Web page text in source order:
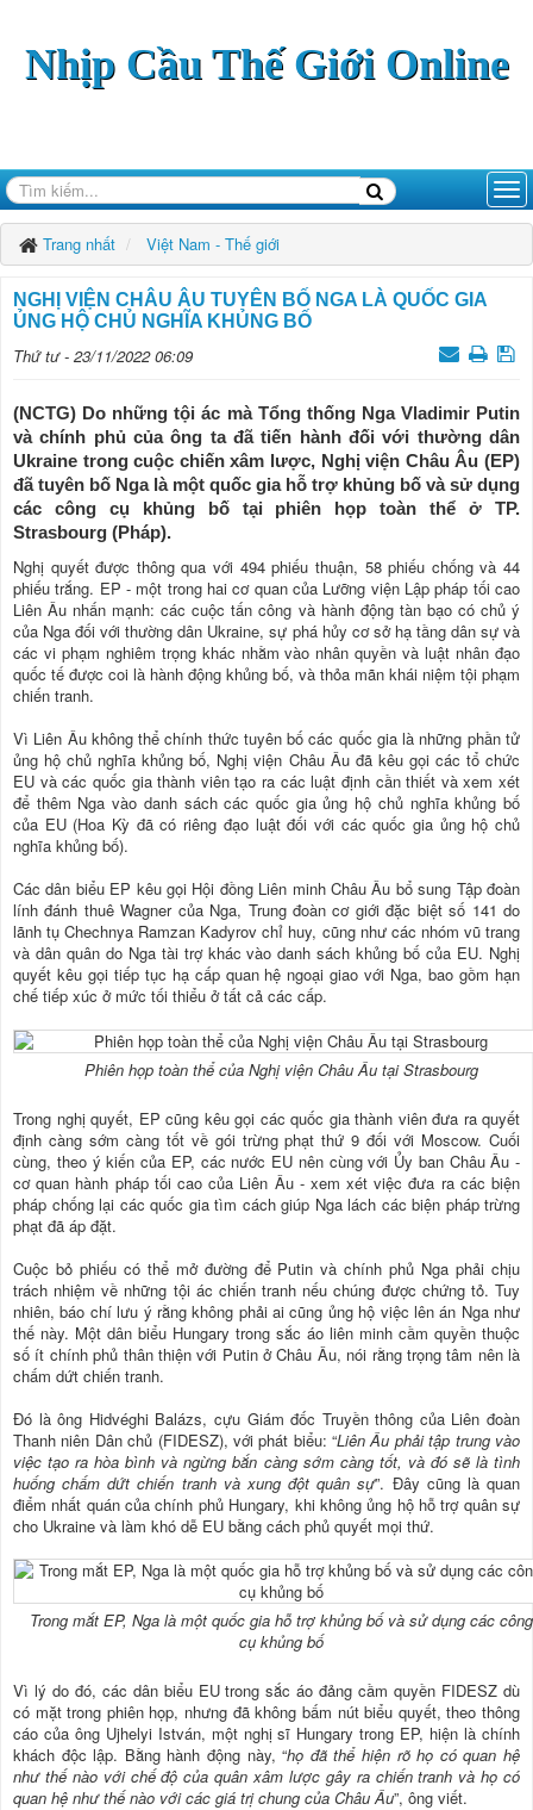
Nhịp Cầu Thế Giới Online
Trang nhất Việt Nam - Thế giới
NGHỊ VIỆN CHÂU ÂU TUYÊN BỐ NGA LÀ QUỐC GIA
ỦNG HỘ CHỦ NGHĨA KHỦNG BỐ
Thứ tư - 23/11/2022 06:09
(NCTG) Do những tội ác mà Tổng thống Nga Vladimir Putin
và chính phủ của ông ta đã tiến hành đối với thường dân
Ukraine trong cuộc chiến xâm lược, Nghị viện Châu Âu (EP)
đã tuyên bố Nga là một quốc gia hỗ trợ khủng bố và sử dụng
các công cụ khủng bố tại phiên họp toàn thể ở TP.
Strasbourg (Pháp).
Nghị quyết được thông qua với 494 phiếu thuận, 58 phiếu chống và 44
phiếu trắng. EP - một trong hai cơ quan của Lưỡng viện Lập pháp tối cao
Liên Âu nhấn mạnh: các cuộc tấn công và hành động tàn bạo có chủ ý
của Nga đối với thường dân Ukraine, sự phá hủy cơ sở hạ tầng dân sự và
các vi phạm nghiêm trọng khác nhằm vào nhân quyền và luật nhân đạo
quốc tế được coi là hành động khủng bố, và thỏa mãn khái niệm tội phạm
chiến tranh.
Vì Liên Âu không thể chính thức tuyên bố các quốc gia là những phần tử
ủng hộ chủ nghĩa khủng bố, Nghị viện Châu Âu đã kêu gọi các tổ chức
EU và các quốc gia thành viên tạo ra các luật định cần thiết và xem xét
để thêm Nga vào danh sách các quốc gia ủng hộ chủ nghĩa khủng bố
của EU (Hoa Kỳ đã có riêng đạo luật đối với các quốc gia ủng hộ chủ
nghĩa khủng bố).
Các dân biểu EP kêu gọi Hội đồng Liên minh Châu Âu bổ sung Tập đoàn
lính đánh thuê Wagner của Nga, Trung đoàn cơ giới đặc biệt số 141 do
lãnh tụ Chechnya Ramzan Kadyrov chỉ huy, cũng như các nhóm vũ trang
và dân quân do Nga tài trợ khác vào danh sách khủng bố của EU. Nghị
quyết kêu gọi tiếp tục hạ cấp quan hệ ngoại giao với Nga, bao gồm hạn
chế tiếp xúc ở mức tối thiểu ở tất cả các cấp.
Phiên họp toàn thể của Nghị viện Châu Âu tại Strasbourg
Trong nghị quyết, EP cũng kêu gọi các quốc gia thành viên đưa ra quyết
định càng sớm càng tốt về gói trừng phạt thứ 9 đối với Moscow. Cuối
cùng, theo ý kiến của EP, các nước EU nên cùng với Ủy ban Châu Âu -
cơ quan hành pháp tối cao của Liên Âu - xem xét việc đưa ra các biện
pháp chống lại các quốc gia tìm cách giúp Nga lách các biện pháp trừng
phạt đã áp đặt.
Cuộc bỏ phiếu có thể mở đường để Putin và chính phủ Nga phải chịu
trách nhiệm về những tội ác chiến tranh nếu chúng được chứng tỏ. Tuy
nhiên, báo chí lưu ý rằng không phải ai cũng ủng hộ việc lên án Nga như
thế này. Một dân biểu Hungary trong sắc áo liên minh cầm quyền thuộc
số ít chính phủ thân thiện với Putin ở Châu Âu, nói rằng trọng tâm nên là
chấm dứt chiến tranh.
Đó là ông Hidvéghi Balázs, cựu Giám đốc Truyền thông của Liên đoàn
Thanh niên Dân chủ (FIDESZ), với phát biểu: “Liên Âu phải tập trung vào
việc tạo ra hòa bình và ngừng bắn càng sớm càng tốt, và đó sẽ là tình
huống chấm dứt chiến tranh và xung đột quân sự”. Đây cũng là quan
điểm nhất quán của chính phủ Hungary, khi không ủng hộ hỗ trợ quân sự
cho Ukraine và làm khó dễ EU bằng cách phủ quyết mọi thứ.
Trong mắt EP, Nga là một quốc gia hỗ trợ khủng bố và sử dụng các công
cụ khủng bố
Vì lý do đó, các dân biểu EU trong sắc áo đảng cầm quyền FIDESZ dù
có mặt trong phiên họp, nhưng đã không bấm nút biểu quyết, theo thông
cáo của ông Ujhelyi István, một nghị sĩ Hungary trong EP, hiện là chính
khách độc lập. Bằng hành động này, “họ đã thể hiện rõ họ có quan hệ
như thế nào với chế độ của quân xâm lược gây ra chiến tranh và họ có
quan hệ như thế nào với các giá trị chung của Châu Âu”, ông viết.